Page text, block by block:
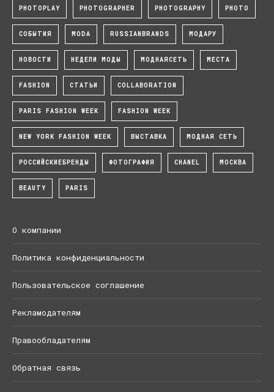
PHOTOPLAY PHOTOGRAPHER PHOTOGRAPHY PHOTO
СОБЫТИЯ MODA RUSSIANBRANDS МОДАРУ
НОВОСТИ НЕДЕЛИ МОДЫ МОДНАЯСЕТЬ МЕСТА
FASHION СТАТЬИ COLLABORATION
PARIS FASHION WEEK FASHION WEEK
NEW YORK FASHION WEEK ВЫСТАВКА МОДНАЯ СЕТЬ
РОССИЙСКИЕБРЕНДЫ ФОТОГРАФИЯ CHANEL МОСКВА
BEAUTY PARIS
О компании
Политика конфиденциальности
Пользовательское соглашение
Рекламодателям
Правообладателям
Обратная связь